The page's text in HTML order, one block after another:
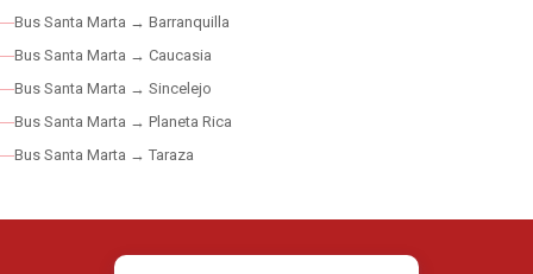
Bus Santa Marta → Barranquilla
Bus Santa Marta → Caucasia
Bus Santa Marta → Sincelejo
Bus Santa Marta → Planeta Rica
Bus Santa Marta → Taraza